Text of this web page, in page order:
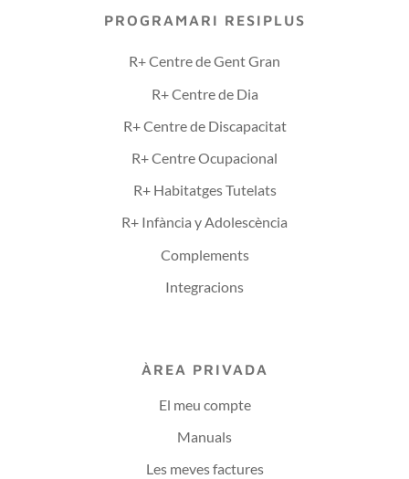
PROGRAMARI RESIPLUS
R+ Centre de Gent Gran
R+ Centre de Dia
R+ Centre de Discapacitat
R+ Centre Ocupacional
R+ Habitatges Tutelats
R+ Infància y Adolescència
Complements
Integracions
ÀREA PRIVADA
El meu compte
Manuals
Les meves factures